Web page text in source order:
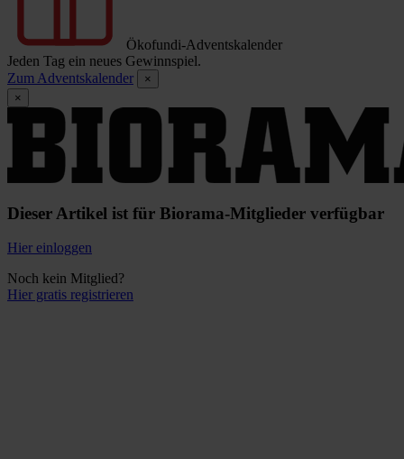
Ökofundi-Adventskalender
Jeden Tag ein neues Gewinnspiel.
Zum Adventskalender
×
×
Dieser Artikel ist für Biorama-Mitglieder verfügbar
Hier einloggen
Noch kein Mitglied?
Hier gratis registrieren